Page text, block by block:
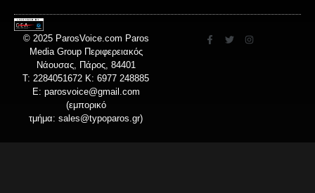
© 2025 ParosVoice.com Paros
Media Group Περιφερειακός
Νάουσας, Πάρος, 84401
T: 2284051672 Κ: 6977 248885
E: parosvoice@gmail.com
(εμπορικό
τμήμα: sales@typoparos.gr)